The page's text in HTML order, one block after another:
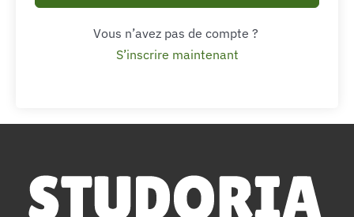
Vous n’avez pas de compte ?
S’inscrire maintenant